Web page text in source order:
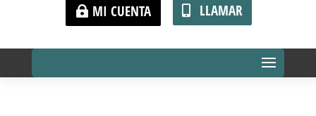
MI CUENTA LLAMAR